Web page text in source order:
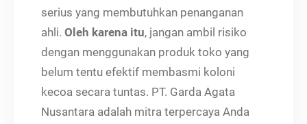
serius yang membutuhkan penanganan
ahli. Oleh karena itu, jangan ambil risiko
dengan menggunakan produk toko yang
belum tentu efektif membasmi koloni
kecoa secara tuntas. PT. Garda Agata
Nusantara adalah mitra terpercaya Anda